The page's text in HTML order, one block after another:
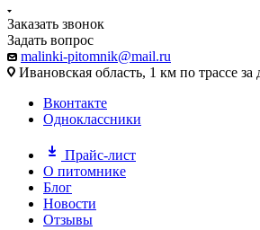
Заказать звонок
Задать вопрос
malinki-pitomnik@mail.ru
Ивановская область, 1 км по трассе
Вконтакте
Одноклассники
Прайс-лист
О питомнике
Блог
Новости
Отзывы